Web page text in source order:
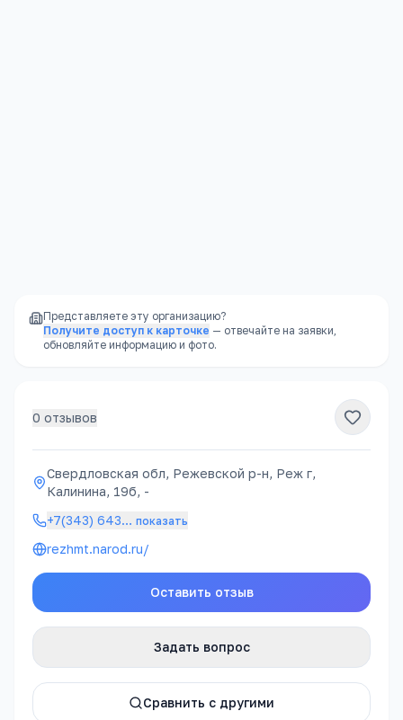
Представляете эту организацию?
Получите доступ к карточке — отвечайте на заявки,
обновляйте информацию и фото.
0 отзывов
Свердловская обл, Режевской р-н, Реж г,
Калинина, 19б, -
+7(343) 643… показать
rezhmt.narod.ru/
Оставить отзыв
Задать вопрос
Сравнить с другими